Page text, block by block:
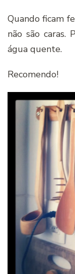
Quando ficam
não são caras.
água quente.
Recomendo!